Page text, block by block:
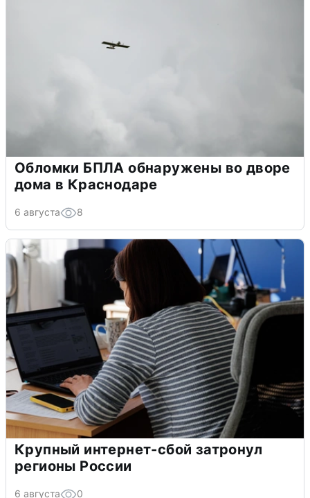
Обломки БПЛА обнаружены во дворе
дома в Краснодаре
6 августа 8
Крупный интернет-сбой затронул
регионы России
6 августа 0